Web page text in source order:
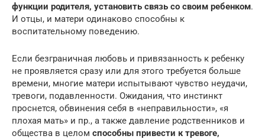
функции родителя, установить связь со своим ребенком.
И отцы, и матери одинаково способны к
воспитательному поведению.
Если безграничная любовь и привязанность к ребенку
не проявляется сразу или для этого требуется больше
времени, многие матери испытывают чувство неудачи,
тревоги, подавленности. Ожидания, что инстинкт
проснется, обвинения себя в «неправильности», «я
плохая мать» и пр., а также давление родственников и
общества в целом способны привести к тревоге,